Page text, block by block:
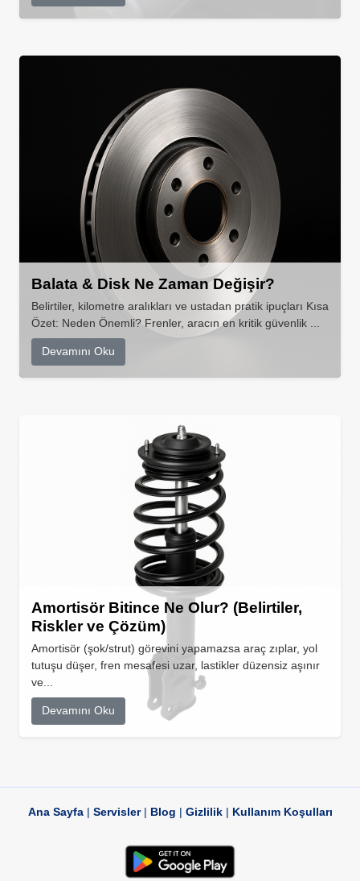
Balata & Disk Ne Zaman Değişir?
Belirtiler, kilometre aralıkları ve ustadan pratik ipuçları Kısa
Özet: Neden Önemli? Frenler, aracın en kritik güvenlik ...
Devamını Oku
Amortisör Bitince Ne Olur? (Belirtiler,
Riskler ve Çözüm)
Amortisör (şok/strut) görevini yapamazsa araç zıplar, yol
tutuşu düşer, fren mesafesi uzar, lastikler düzensiz aşınır
ve...
Devamını Oku
Ana Sayfa| Servisler| Blog | Gizlilik| Kullanım Koşulları